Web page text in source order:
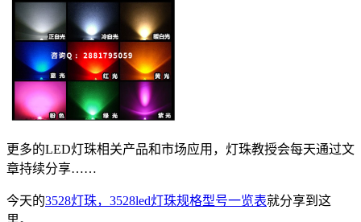
更多的LED灯珠相关产品和市场应用，灯珠教授会每天通过文
章持续分享……
今天的3528灯珠，3528led灯珠规格型号一览表就分享到这